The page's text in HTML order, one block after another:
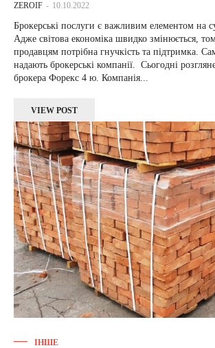
ZEROIF - 10.10.2022
Брокерські послуги є важливим елементом на
Адже світова економіка швидко змінюється,
продавцям потрібна гнучкість та підтримка.
надають брокерські компанії. Сьогодні розглянемо детальніше про
брокера Форекс 4 ю. Компанія...
VIEW POST
ІНШЕ